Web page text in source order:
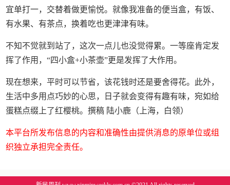
宜单打一，交替着做更愉悦。就像我准备的便当盒，有饭、
有水果、有茶点，换着吃也更津津有味。
不知不觉就到站了，这次一点儿也没觉得累。一等座肯定发
挥了作用，“四小盒+小茶壶”更是发挥了大作用。
现在想来，平时可以节省，该花钱时还是要舍得花。此外，
生活中多用点巧妙的心思，日子就会变得有趣有味，宛如给
蛋糕点缀上了红樱桃。撰稿 陆小鹿（上海，白领）
本平台所发布信息的内容和准确性由提供消息的原单位或组
织独立承担完全责任。